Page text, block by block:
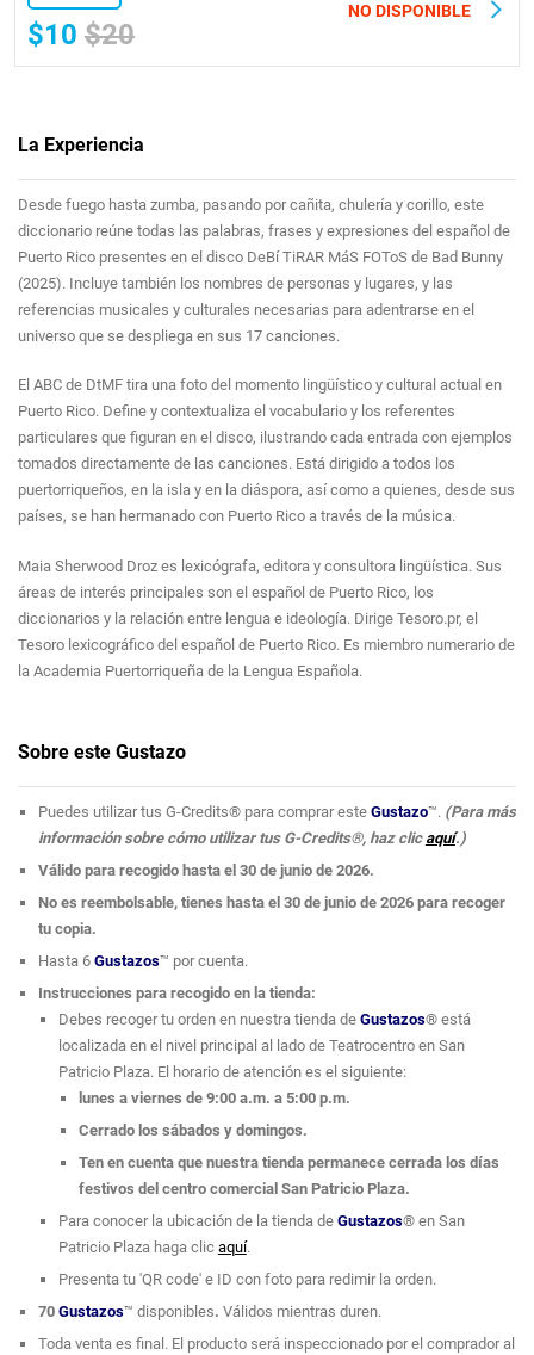
$10 $20
NO DISPONIBLE
La Experiencia
Desde fuego hasta zumba, pasando por cañita, chulería y corillo, este
diccionario reúne todas las palabras, frases y expresiones del español de
Puerto Rico presentes en el disco DeBí TiRAR MáS FOToS de Bad Bunny
(2025). Incluye también los nombres de personas y lugares, y las
referencias musicales y culturales necesarias para adentrarse en el
universo que se despliega en sus 17 canciones.
El ABC de DtMF tira una foto del momento lingüístico y cultural actual en
Puerto Rico. Define y contextualiza el vocabulario y los referentes
particulares que figuran en el disco, ilustrando cada entrada con ejemplos
tomados directamente de las canciones. Está dirigido a todos los
puertorriqueños, en la isla y en la diáspora, así como a quienes, desde sus
países, se han hermanado con Puerto Rico a través de la música.
Maia Sherwood Droz es lexicógrafa, editora y consultora lingüística. Sus
áreas de interés principales son el español de Puerto Rico, los
diccionarios y la relación entre lengua e ideología. Dirige Tesoro.pr, el
Tesoro lexicográfico del español de Puerto Rico. Es miembro numerario de
la Academia Puertorriqueña de la Lengua Española.
Sobre este Gustazo
Puedes utilizar tus G-Credits® para comprar este Gustazo™.(Para más
información sobre cómo utilizar tus G-Credits®, haz clic aquí.)
Válido para recogido hasta el 30 de junio de 2026.
No es reembolsable, tienes hasta el 30 de junio de 2026 para recoger
tu copia.
Hasta 6 Gustazos™ por cuenta.
Instrucciones para recogido en la tienda:
Debes recoger tu orden en nuestra tienda de Gustazos®está
localizada en el nivel principal al lado de Teatrocentro en San
Patricio Plaza. El horario de atención es el siguiente:
lunes a viernes de 9:00 a.m. a 5:00 p.m.
Cerrado los sábados y domingos.
Ten en cuenta que nuestra tienda permanece cerrada los días
festivos del centro comercial San Patricio Plaza.
Para conocer la ubicación de la tienda de Gustazos® en San
Patricio Plaza haga clic aquí.
Presenta tu 'QR code' e ID con foto para redimir la orden.
70 Gustazos™ disponibles. Válidos mientras duren.
Toda venta es final. El producto será inspeccionado por el comprador al